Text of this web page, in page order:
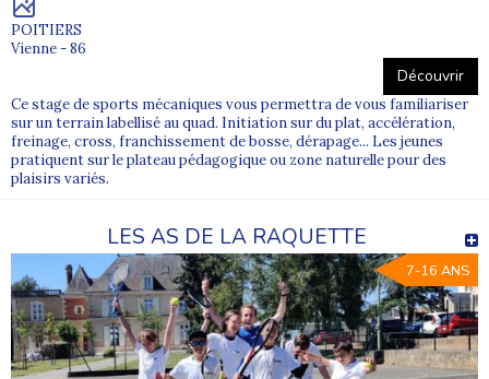
POITIERS
Vienne - 86
Découvrir
Ce stage de sports mécaniques vous permettra de vous familiariser
sur un terrain labellisé au quad. Initiation sur du plat, accélération,
freinage, cross, franchissement de bosse, dérapage... Les jeunes
pratiquent sur le plateau pédagogique ou zone naturelle pour des
plaisirs variés.
LES AS DE LA RAQUETTE
7-16 ANS